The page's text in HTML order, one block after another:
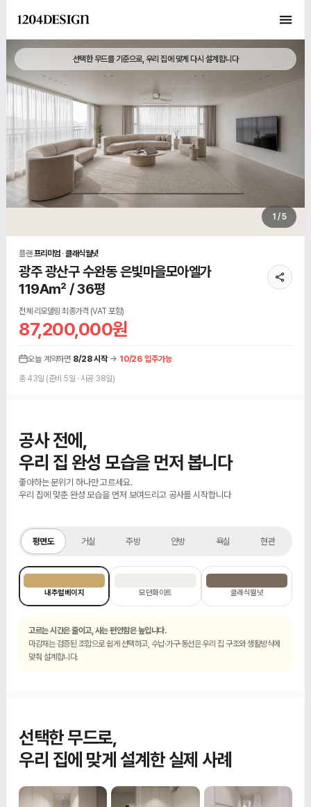
선택한 무드를 기준으로, 우리 집에 맞게 다시 설계합니다
1 / 5
플랜프리미엄· 클래식월넛
광주 광산구 수완동 은빛마을모아엘가
119A㎡ / 36평
전체 리모델링 최종가격 (VAT 포함)
87,200,000원
오늘 계약하면 8/28 시작→ 10/26 입주가능
총 43일 (준비 5일 · 시공 38일)
공사 전에,
우리 집 완성 모습을 먼저 봅니다
좋아하는 분위기 하나만 고르세요.
우리 집에 맞춘 완성 모습을 먼저 보여드리고 공사를 시작합니다
평면도 거실 주방 안방 욕실 현관
내추럴베이지 모던화이트 클래식월넛
고르는 시간은 줄이고, 사는 편안함은 높입니다.
마감재는 검증된 조합으로 쉽게 선택하고, 수납·가구·동선은 우리 집 구조와 생활방식에
맞춰 설계합니다.
선택한 무드로,
우리 집에 맞게 설계한 실제 사례